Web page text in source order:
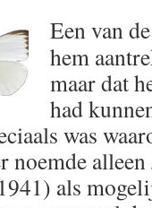
Een van
hem
maar dat
had
was
noemde alleen
als